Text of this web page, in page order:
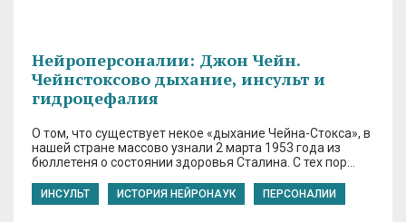
Нейроперсоналии: Джон Чейн.
Чейнстоксово дыхание, инсульт и
гидроцефалия
О том, что существует некое «дыхание Чейна-Стокса», в
нашей стране массово узнали 2 марта 1953 года из
бюллетеня о состоянии здоровья Сталина. С тех пор…
ИНСУЛЬТ ИСТОРИЯ НЕЙРОНАУК ПЕРСОНАЛИИ